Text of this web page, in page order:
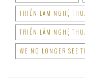
TRIỂN LÃM NGHỆ
TRIỂN LÃM NGHỆ
WE NO LONGER SEE